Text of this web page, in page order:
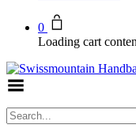
0
Loading cart